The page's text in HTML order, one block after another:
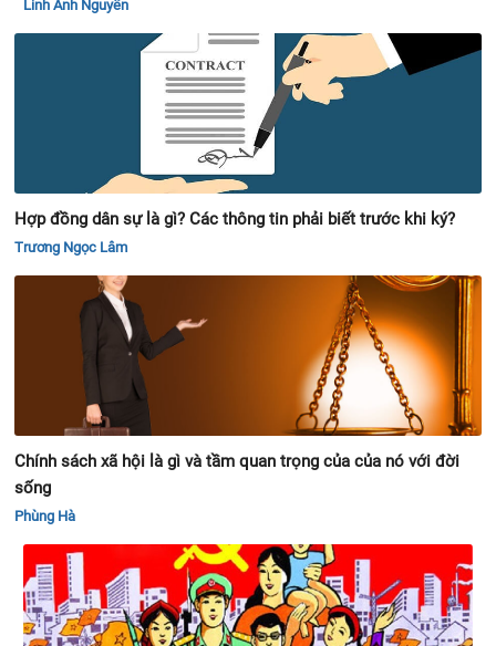
Linh Anh Nguyễn
Hợp đồng dân sự là gì? Các thông tin phải biết trước khi ký?
Trương Ngọc Lâm
Chính sách xã hội là gì và tầm quan trọng của của nó với đời
sống
Phùng Hà